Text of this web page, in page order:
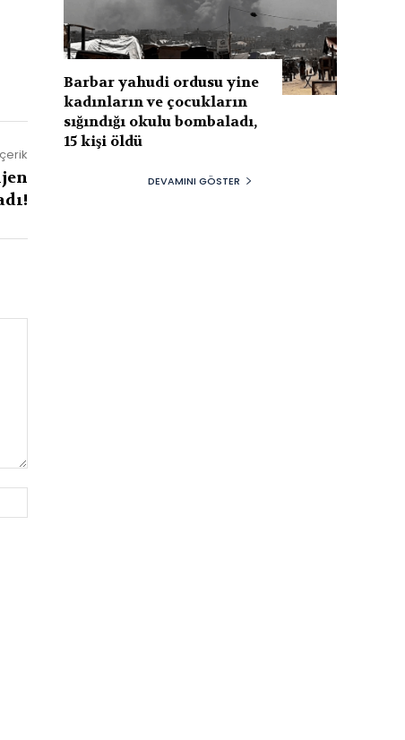
Barbar yahudi ordusu yine
kadınların ve çocukların
sığındığı okulu bombaladı,
15 kişi öldü
DEVAMINI GÖSTER